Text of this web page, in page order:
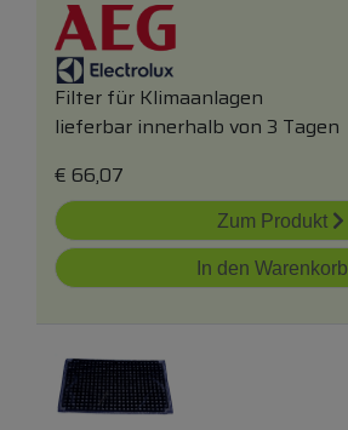
Filter für Klimaanlagen
lieferbar innerhalb von 3 Tagen
€ 66,07
Zum Produkt
In den Warenkorb